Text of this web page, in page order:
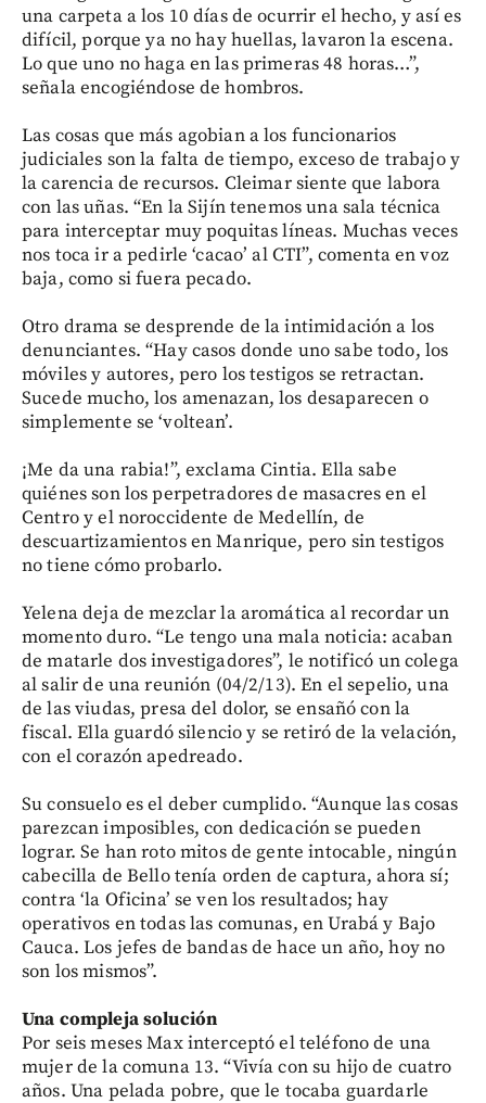
una carpeta a los 10 días de ocurrir el hecho, y así es
difícil, porque ya no hay huellas, lavaron la escena.
Lo que uno no haga en las primeras 48 horas…”,
señala encogiéndose de hombros.
Las cosas que más agobian a los funcionarios
judiciales son la falta de tiempo, exceso de trabajo y
la carencia de recursos. Cleimar siente que labora
con las uñas. “En la Sijín tenemos una sala técnica
para interceptar muy poquitas líneas. Muchas veces
nos toca ir a pedirle ‘cacao’ al CTI”, comenta en voz
baja, como si fuera pecado.
Otro drama se desprende de la intimidación a los
denunciantes. “Hay casos donde uno sabe todo, los
móviles y autores, pero los testigos se retractan.
Sucede mucho, los amenazan, los desaparecen o
simplemente se ‘voltean’.
¡Me da una rabia!”, exclama Cintia. Ella sabe
quiénes son los perpetradores de masacres en el
Centro y el noroccidente de Medellín, de
descuartizamientos en Manrique, pero sin testigos
no tiene cómo probarlo.
Yelena deja de mezclar la aromática al recordar un
momento duro. “Le tengo una mala noticia: acaban
de matarle dos investigadores”, le notificó un colega
al salir de una reunión (04/2/13). En el sepelio, una
de las viudas, presa del dolor, se ensañó con la
fiscal. Ella guardó silencio y se retiró de la velación,
con el corazón apedreado.
Su consuelo es el deber cumplido. “Aunque las cosas
parezcan imposibles, con dedicación se pueden
lograr. Se han roto mitos de gente intocable, ningún
cabecilla de Bello tenía orden de captura, ahora sí;
contra ‘la Oficina’ se ven los resultados; hay
operativos en todas las comunas, en Urabá y Bajo
Cauca. Los jefes de bandas de hace un año, hoy no
son los mismos”.
Una compleja solución
Por seis meses Max interceptó el teléfono de una
mujer de la comuna 13. “Vivía con su hijo de cuatro
años. Una pelada pobre, que le tocaba guardarle